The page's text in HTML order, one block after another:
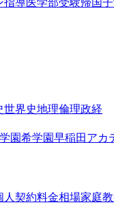
指導医学部受験帰国
世界史地理倫理政経
園希学園早稲田アカ
人契約料金相場家庭